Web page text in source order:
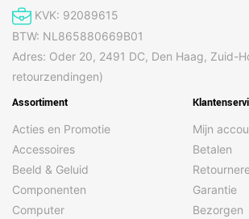
KVK: 92089615
BTW: NL865880669B01
Adres: Oder 20, 2491 DC, Den Haag, Zuid-
retourzendingen)
Assortiment
Acties en Promotie
Accessoires
Beeld & Geluid
Componenten
Computer
Mijn
Betalen
Garantie
Bezorgen